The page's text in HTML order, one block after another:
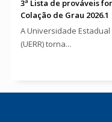
3ª Lista de prováveis
Colação de Grau 2026.1
A Universidade
(UERR) torna...